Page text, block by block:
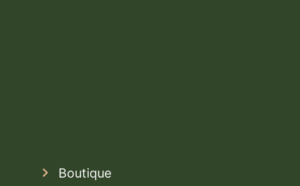
Boutique